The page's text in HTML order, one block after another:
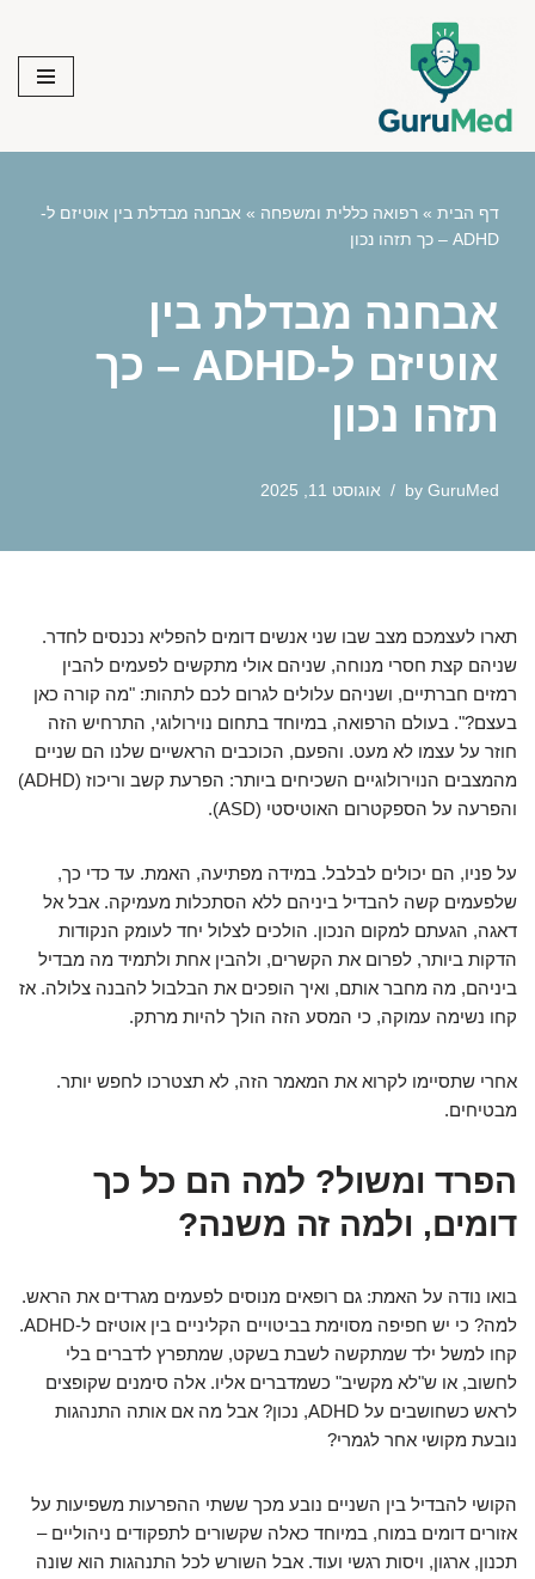
content
דף הבית » רפואה כללית ומשפחה » אבחנה מבדלת בין אוטיזם ל-
ADHD – כך תזהו נכון
אבחנה מבדלת בין
אוטיזם ל-ADHD – כך
תזהו נכון
by GuruMed אוגוסט 11, 2025
תארו לעצמכם מצב שבו שני אנשים דומים להפליא נכנסים לחדר.
שניהם קצת חסרי מנוחה, שניהם אולי מתקשים לפעמים להבין
רמזים חברתיים, ושניהם עלולים לגרום לכם לתהות: "מה קורה כאן
בעצם?". בעולם הרפואה, במיוחד בתחום נוירולוגי, התרחיש הזה
חוזר על עצמו לא מעט. והפעם, הכוכבים הראשיים שלנו הם שניים
מהמצבים הנוירולוגיים השכיחים ביותר: הפרעת קשב וריכוז (ADHD)
והפרעה על הספקטרום האוטיסטי (ASD).
על פניו, הם יכולים לבלבל. במידה מפתיעה, האמת. עד כדי כך,
שלפעמים קשה להבדיל ביניהם ללא הסתכלות מעמיקה. אבל אל
דאגה, הגעתם למקום הנכון. הולכים לצלול יחד לעומק הנקודות
הדקות ביותר, לפרום את הקשרים, ולהבין אחת ולתמיד מה מבדיל
ביניהם, מה מחבר אותם, ואיך הופכים את הבלבול להבנה צלולה. אז
קחו נשימה עמוקה, כי המסע הזה הולך להיות מרתק.
אחרי שתסיימו לקרוא את המאמר הזה, לא תצטרכו לחפש יותר.
מבטיחים.
הפרד ומשול? למה הם כל כך
דומים, ולמה זה משנה?
בואו נודה על האמת: גם רופאים מנוסים לפעמים מגרדים את הראש.
למה? כי יש חפיפה מסוימת בביטויים הקליניים בין אוטיזם ל-ADHD.
קחו למשל ילד שמתקשה לשבת בשקט, שמתפרץ לדברים בלי
לחשוב, או ש"לא מקשיב" כשמדברים אליו. אלה סימנים שקופצים
לראש כשחושבים על ADHD, נכון? אבל מה אם אותה התנהגות
נובעת מקושי אחר לגמרי?
הקושי להבדיל בין השניים נובע מכך ששתי ההפרעות משפיעות על
אזורים דומים במוח, במיוחד כאלה שקשורים לתפקודים ניהוליים –
תכנון, ארגון, ויסות רגשי ועוד. אבל השורש לכל התנהגות הוא שונה